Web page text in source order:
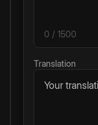
0 / 1500
Translation
Your